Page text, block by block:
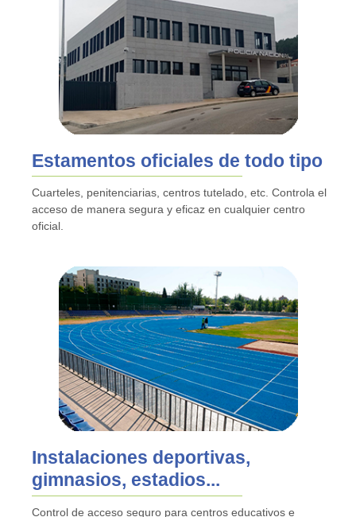
Estamentos oficiales de todo tipo
Cuarteles, penitenciarias, centros tutelado, etc. Controla el
acceso de manera segura y eficaz en cualquier centro
oficial.
Instalaciones deportivas,
gimnasios, estadios...
Control de acceso seguro para centros educativos e